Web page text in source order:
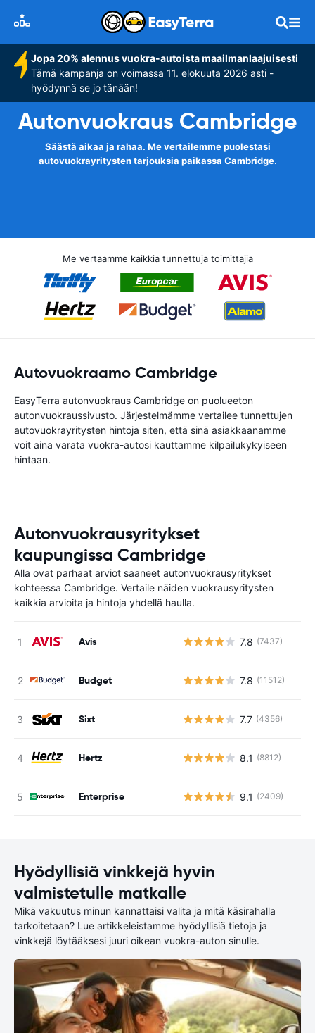
Jopa 20% alennus vuokra-autoista maailmanlaajuisesti
Tämä kampanja on voimassa 11. elokuuta 2026 asti -
hyödynnä se jo tänään!
Autonvuokraus Cambridge
Säästä aikaa ja rahaa. Me vertailemme puolestasi
autovuokrayritysten tarjouksia paikassa Cambridge.
Me vertaamme kaikkia tunnettuja toimittajia
Autovuokraamo Cambridge
EasyTerra autonvuokraus Cambridge on puolueeton
autonvuokraussivusto. Järjestelmämme vertailee tunnettujen
autovuokrayritysten hintoja siten, että sinä asiakkaanamme
voit aina varata vuokra-autosi kauttamme kilpailukykyiseen
hintaan.
Autonvuokrausyritykset
kaupungissa Cambridge
Alla ovat parhaat arviot saaneet autonvuokrausyritykset
kohteessa Cambridge. Vertaile näiden vuokrausyritysten
kaikkia arvioita ja hintoja yhdellä haulla.
Avis 7.8 (7437)
Budget 7.8 (11512)
Sixt 7.7 (4356)
Hertz 8.1 (8812)
Enterprise 9.1 (2409)
Hyödyllisiä vinkkejä hyvin
valmistetulle matkalle
Mikä vakuutus minun kannattaisi valita ja mitä käsirahalla
tarkoitetaan? Lue artikkeleistamme hyödyllisiä tietoja ja
vinkkejä löytääksesi juuri oikean vuokra-auton sinulle.